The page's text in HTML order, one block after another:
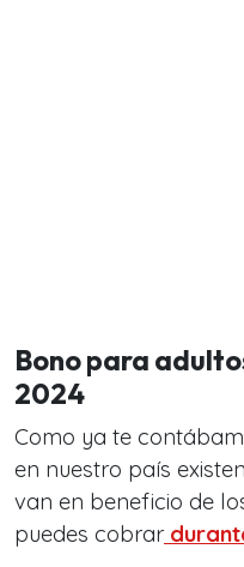
Bono para
2024
Como ya te
en nuestro país
van en beneficio de
puedes cobrar